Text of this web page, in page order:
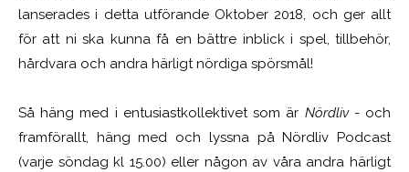
lanserades i detta utförande Oktober 2018, och ger allt
för att ni ska kunna få en bättre inblick i spel, tillbehör,
hårdvara och andra härligt nördiga spörsmål!
Så häng med i entusiastkollektivet som är Nördliv- och
framförallt, häng med och lyssna på Nördliv Podcast
(varje söndag kl 15.00) eller någon av våra andra härligt